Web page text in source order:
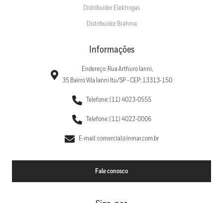
Distribuidor Elektrogas
Distribuidor Brahma
Informações
Endereço: Rua Arthuro Ianni,
35 Bairro Vila Ianni Itu/SP - CEP: 13313-150
Telefone: (11) 4023-0555
Telefone: (11) 4022-0006
E-mail: comercial@inmar.com.br
Fale conosco